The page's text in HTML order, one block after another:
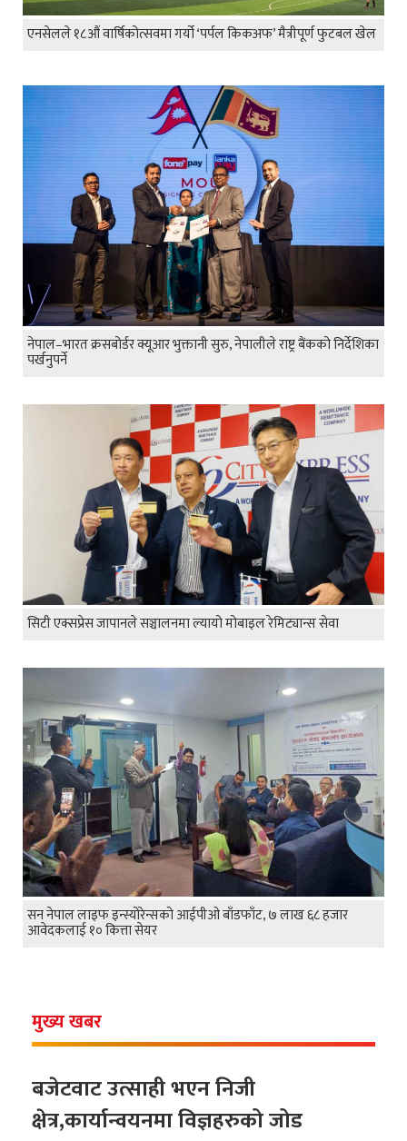
एनसेलले १८औं वार्षिकोत्सवमा गर्यो ‘पर्पल किकअफ’ मैत्रीपूर्ण फुटबल खेल
नेपाल–भारत क्रसबोर्डर क्यूआर भुक्तानी सुरु, नेपालीले राष्ट्र बैंकको निर्देशिका
पर्खनुपर्ने
सिटी एक्सप्रेस जापानले सञ्चालनमा ल्यायो मोबाइल रेमिट्यान्स सेवा
सन नेपाल लाइफ इन्स्योरेन्सको आईपीओ बाँडफाँट, ७ लाख ६८ हजार
आवेदकलाई १० कित्ता सेयर
मुख्य खबर
बजेटवाट उत्साही भएन निजी
क्षेत्र,कार्यान्वयनमा विज्ञहरुको जोड